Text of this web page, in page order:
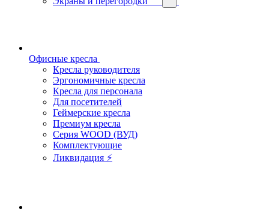
Офисные кресла
Кресла руководителя
Эргономичные кресла
Кресла для персонала
Для посетителей
Геймерские кресла
Премиум кресла
Серия WOOD (ВУД)
Комплектующие
Ликвидация ⚡